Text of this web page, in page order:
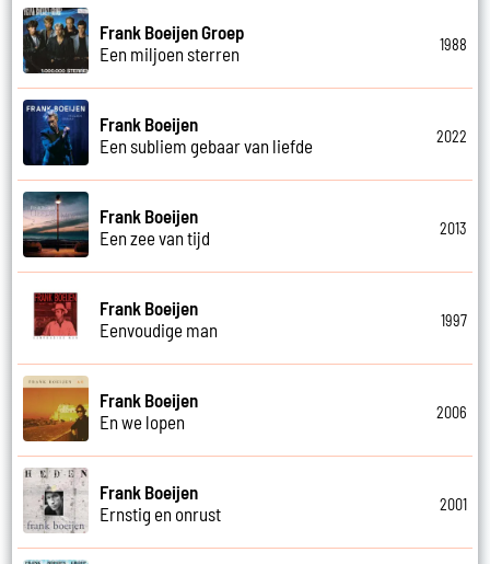
Frank Boeijen Groep
Een miljoen sterren
1988
Frank Boeijen
Een subliem gebaar van liefde
2022
Frank Boeijen
Een zee van tijd
2013
Frank Boeijen
Eenvoudige man
1997
Frank Boeijen
En we lopen
2006
Frank Boeijen
Ernstig en onrust
2001